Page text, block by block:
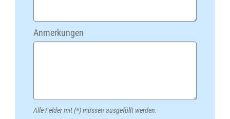
Anmerkungen
Alle Felder mit (*) müssen ausgefüllt werden.